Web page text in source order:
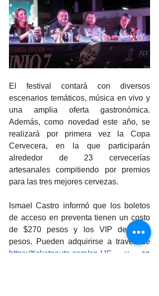
El festival contará con diversos
escenarios temáticos, música en vivo y
una amplia oferta gastronómica.
Además, como novedad este año, se
realizará por primera vez la Copa
Cervecera, en la que participarán
alrededor de 23 cervecerías
artesanales compitiendo por premios
para las tres mejores cervezas.
Ismael Castro informó que los boletos
de acceso en preventa tienen un costo
de $270 pesos y los VIP de $980
pesos. Pueden adquirirse a través de
https://ticketnauta.com/en-US y en